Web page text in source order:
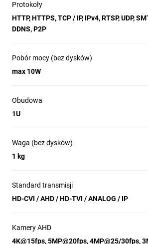
Protokoły
HTTP, HTTPS, TCP / IP, IPv4, RTSP, UDP,
DDNS, P2P
Pobór mocy (bez dysków)
max 10W
Obudowa
1U
Waga (bez dysków)
1 kg
Standard transmisji
HD-CVI / AHD / HD-TVI / ANALOG / IP
Kamery AHD
4K@15fps, 5MP@20fps, 4MP@25/30fps,